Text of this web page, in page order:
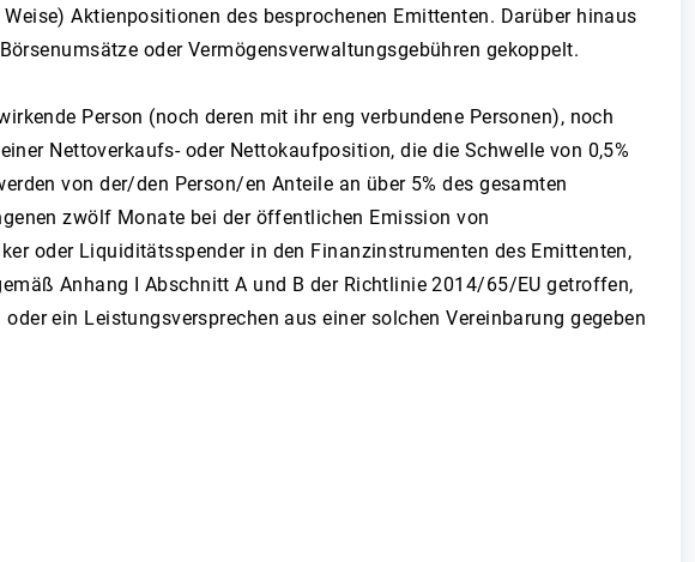
Aktienpositionen des besprochenen Emittenten. Darüber hinaus
oder Vermögensverwaltungsgebühren gekoppelt.
Person (noch deren mit ihr eng verbundene Personen), noch
Nettoverkaufs- oder Nettokaufposition, die die Schwelle von 0,5%
von der/den Person/en Anteile an über 5% des gesamten
zwölf Monate bei der öffentlichen Emission von
oder Liquiditätsspender in den Finanzinstrumenten des Emittenten,
Anhang I Abschnitt A und B der Richtlinie 2014/65/EU getroffen,
ein Leistungsversprechen aus einer solchen Vereinbarung gegeben